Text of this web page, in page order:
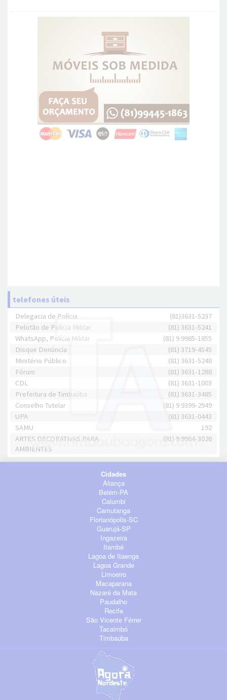
telefones úteis
Delegacia de Polícia
(81)3631-5237
Pelotão de Polícia Militar
(81) 3631-5241
WhatsApp, Polícia Militar
(81) 9 9985-1855
Disque Denúncia
(81) 3719-4545
Minitério Público
(81) 3631-5248
Fórum
(81) 3631-1288
CDL
(81) 3631-1003
Prefeitura de Timbaúba
(81) 3631-3485
Conselho Tutelar
(81) 9 9399-2949
UPA
(81) 3631-0443
SAMU
192
ARTES DECORATIVAS PARA
AMBIENTES
(81) 9 9964-3026
Cidades
Aliança
Belém-PA
Calumbi
Camutanga
Florianópolis-SC
Guarujá-SP
Ingazeira
Itambé
Lagoa de Itaenga
Lagoa Grande
Limoeiro
Macaparana
Nazaré da Mata
Paudalho
Recife
São Vicente Férrer
Tacaimbó
Timbaúba